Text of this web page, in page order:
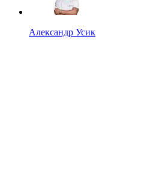
Александр Усик